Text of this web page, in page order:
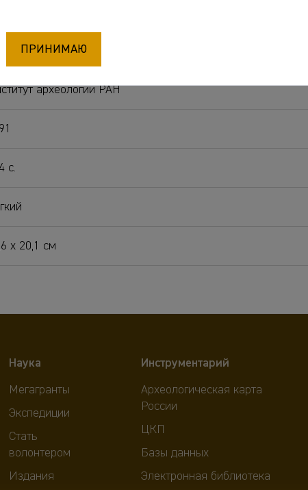
археологии РАН
с.
х 20,1 см
Наука
Мегагранты
Экспедиции
Стать
волонтером
Издания
Инструментарий
Археологическая карта
России
ЦКП
Базы данных
Электронная библиотека
ПРИНИМАЮ